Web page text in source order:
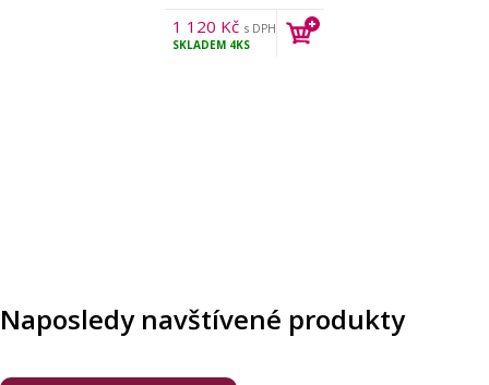
1 120 Kč s DPH
SKLADEM 4KS
Naposledy navštívené produkty